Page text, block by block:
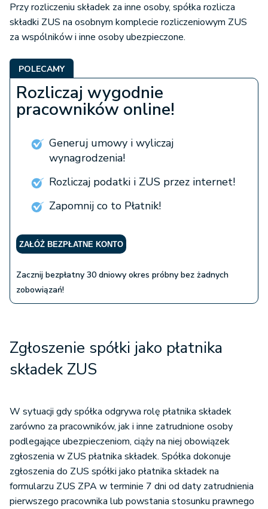
Przy rozliczeniu składek za inne osoby, spółka rozlicza
składki ZUS na osobnym komplecie rozliczeniowym ZUS
za wspólników i inne osoby ubezpieczone.
POLECAMY
Rozliczaj wygodnie
pracowników online!
Generuj umowy i wyliczaj
wynagrodzenia!
Rozliczaj podatki i ZUS przez internet!
Zapomnij co to Płatnik!
ZAŁÓŻ BEZPŁATNE KONTO
Zacznij bezpłatny 30 dniowy okres próbny bez żadnych
zobowiązań!
Zgłoszenie spółki jako płatnika
składek ZUS
W sytuacji gdy spółka odgrywa rolę płatnika składek
zarówno za pracowników, jak i inne zatrudnione osoby
podlegające ubezpieczeniom, ciąży na niej obowiązek
zgłoszenia w ZUS płatnika składek. Spółka dokonuje
zgłoszenia do ZUS spółki jako płatnika składek na
formularzu ZUS ZPA w terminie 7 dni od daty zatrudnienia
pierwszego pracownika lub powstania stosunku prawnego